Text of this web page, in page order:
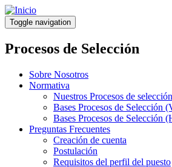
Pasar
al
contenido
principal
Toggle navigation
Procesos de Selección
Sobre Nosotros
Normativa
Nuestros Procesos de selección
Bases Procesos de Selección
Bases Procesos de Selección
Preguntas Frecuentes
Creación de cuenta
Postulación
Requisitos del perfil del puesto